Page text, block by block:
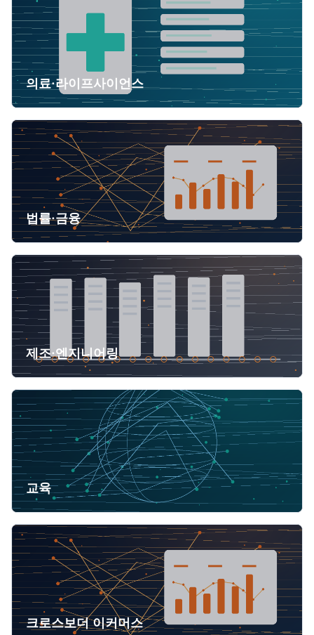
의료·라이프사이언스
법률·금융
제조·엔지니어링
교육
크로스보더 이커머스